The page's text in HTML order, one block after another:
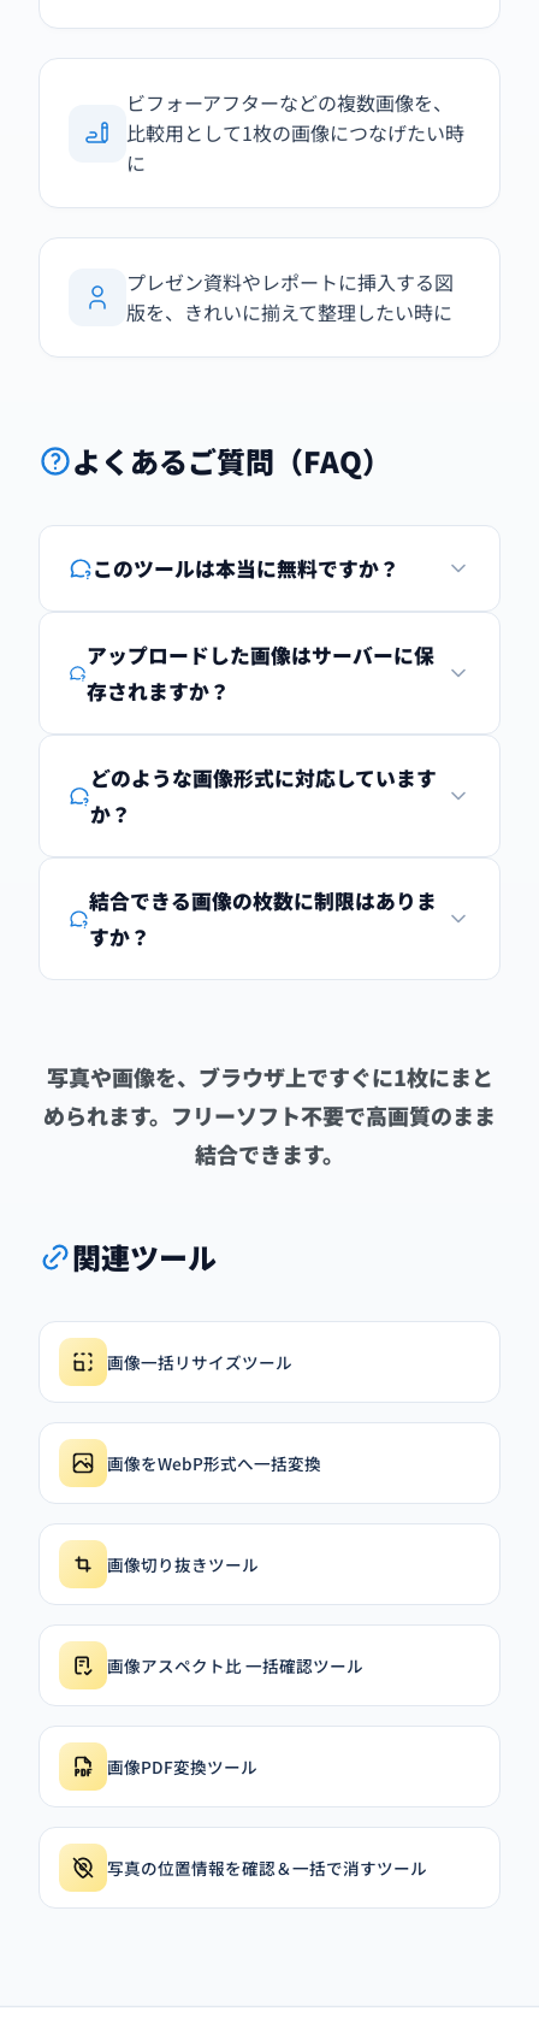
ビフォーアフターなどの複数画像を、
比較用として1枚の画像につなげたい時
に
プレゼン資料やレポートに挿入する図
版を、きれいに揃えて整理したい時に
よくあるご質問（FAQ）
このツールは本当に無料ですか？
アップロードした画像はサーバーに保
存されますか？
どのような画像形式に対応しています
か？
結合できる画像の枚数に制限はありま
すか？
写真や画像を、ブラウザ上ですぐに1枚にまと
められます。フリーソフト不要で高画質のまま
結合できます。
関連ツール
画像一括リサイズツール
画像をWebP形式へ一括変換
画像切り抜きツール
画像アスペクト比 一括確認ツール
画像PDF変換ツール
写真の位置情報を確認＆一括で消すツール